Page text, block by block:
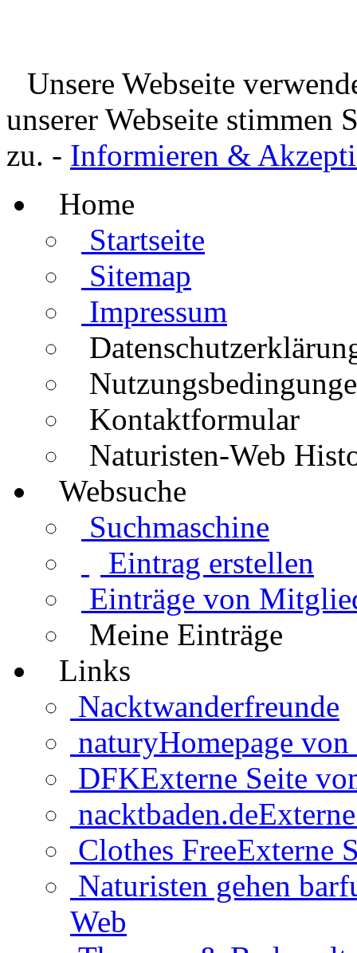
Unsere Webseite
unserer Webseite stimmen
zu. - Informieren &
Home
Startseite
Sitemap
Impressum
Kontaktformular
Naturisten-Web
Websuche
Suchmaschine
Eintrag erstellen
Einträge von
Meine Einträge
Links
Nacktwanderfreunde
naturyHomepage
DFKExterne Seite
nacktbaden.de
Clothes FreeExterne
Naturisten gehen
Web